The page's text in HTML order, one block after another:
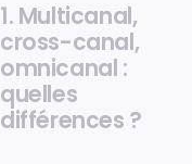
1. Multicanal,
cross-canal,
omnicanal :
quelles
différences ?